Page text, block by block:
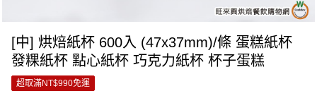
[中] 烘焙紙杯 600入 (47x37mm)/條 蛋糕紙杯
發粿紙杯 點心紙杯 巧克力紙杯 杯子蛋糕
超取滿NT$990免運